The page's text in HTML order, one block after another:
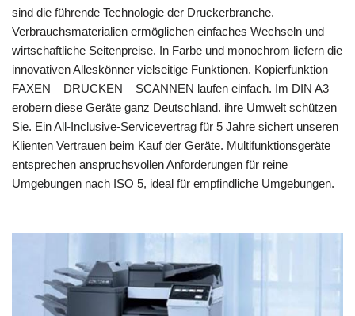
sind die führende Technologie der Druckerbranche.
Verbrauchsmaterialien ermöglichen einfaches Wechseln und
wirtschaftliche Seitenpreise. In Farbe und monochrom liefern die
innovativen Alleskönner vielseitige Funktionen. Kopierfunktion –
FAXEN – DRUCKEN – SCANNEN laufen einfach. Im DIN A3
erobern diese Geräte ganz Deutschland. ihre Umwelt schützen
Sie. Ein All-Inclusive-Servicevertrag für 5 Jahre sichert unseren
Klienten Vertrauen beim Kauf der Geräte. Multifunktionsgeräte
entsprechen anspruchsvollen Anforderungen für reine
Umgebungen nach ISO 5, ideal für empfindliche Umgebungen.